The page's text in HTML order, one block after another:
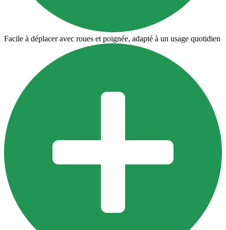
Facile à déplacer avec roues et poignée, adapté à un usage quotidien